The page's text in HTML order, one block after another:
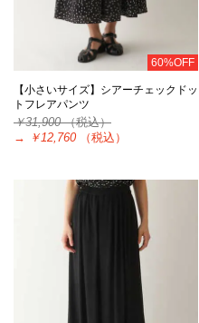
60%OFF
【小さいサイズ】シアーチェックドッ
トフレアパンツ
￥31,900（税込）
→
￥12,760 （税込）